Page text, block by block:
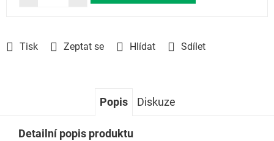
Tisk Zeptat se Hlídat Sdílet
Popis Diskuze
Detailní popis produktu